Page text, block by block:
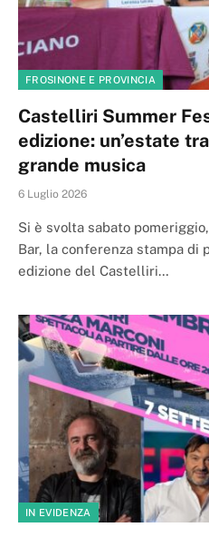
FROSINONE E PROVINCIA
Castelliri Summer
edizione: un’estate
grande musica
6 Luglio 2026
Si è svolta sabato
Bar, la conferenza stampa di
edizione del Castelliri…
IN EVIDENZA